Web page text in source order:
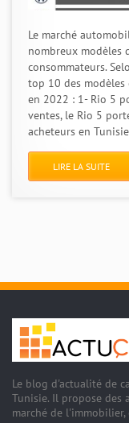
Le marché
nombreux modèles
consommateurs.
top 10 des
en 2022 : 1- Rio 5
ventes, le Rio 5
acheteurs en
LIRE LA SUITE
Le blog d'actualité de
Tunisie. Il propose des
marché de